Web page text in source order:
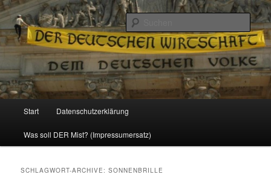
Reizzentrum
Politik, Wirtschaft, Soziales und Gesellschaft
Zum
Inhalt
Zum
sekundären
Start Datenschutzerklärung
Was soll DER Mist? (Impressumersatz)
SCHLAGWORT-ARCHIVE:SONNENBRILLE